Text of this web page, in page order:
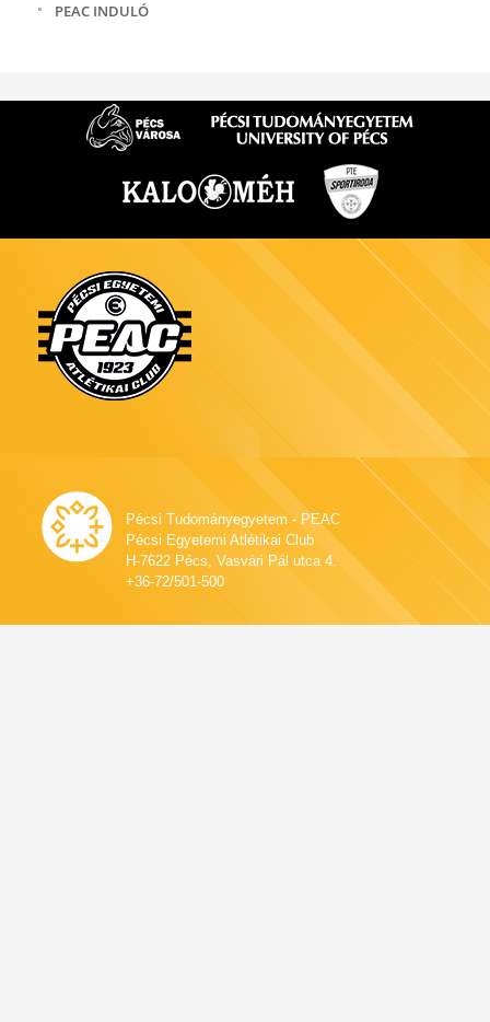
PEAC INDULÓ
Pécsi Tudományegyetem - PEAC
Pécsi Egyetemi Atlétikai Club
H-7622 Pécs, Vasvári Pál utca 4.
+36-72/501-500